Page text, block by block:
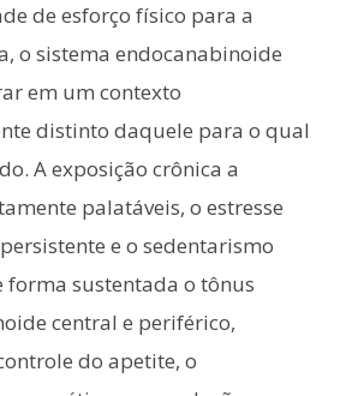
de esforço físico para a
o sistema endocanabinoide
em um contexto
distinto daquele para o qual
A exposição crônica a
palatáveis, o estresse
e o sedentarismo
sustentada o tônus
central e periférico,
do apetite, o